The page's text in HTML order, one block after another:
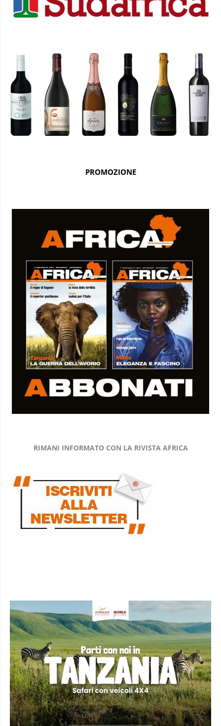
PROMOZIONE
RIMANI INFORMATO CON LA RIVISTA AFRICA